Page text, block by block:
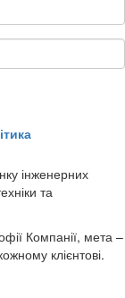
інженерних
та
Компанії, мета –
клієнтові.